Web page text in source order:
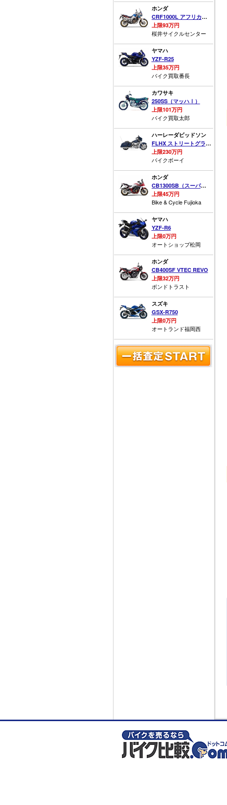
ホンダ
CRF1000L アフリカツイン
上限93万円
桜井サイクルセンター
ヤマハ
YZF-R25
上限35万円
バイク買取番長
カワサキ
250SS（マッハⅠ）
上限101万円
バイク買取太郎
ハーレーダビッドソン
FLHX ストリートグライド
上限230万円
バイクボーイ
ホンダ
CB1300SB（スーパーボルドール）
上限45万円
Bike & Cycle Fujioka
ヤマハ
YZF-R6
上限0万円
オートショップ松岡
ホンダ
CB400SF VTEC REVO
上限32万円
ボンドトラスト
スズキ
GSX-R750
上限0万円
オートランド福岡西